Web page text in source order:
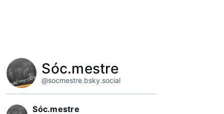
Sóc.mestre
@socmestre.bsky.social
Sóc.mestre